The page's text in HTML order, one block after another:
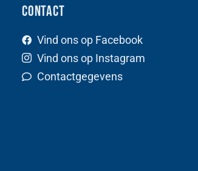
Contact
Vind ons op Facebook
Vind ons op Instagram
Contactgegevens